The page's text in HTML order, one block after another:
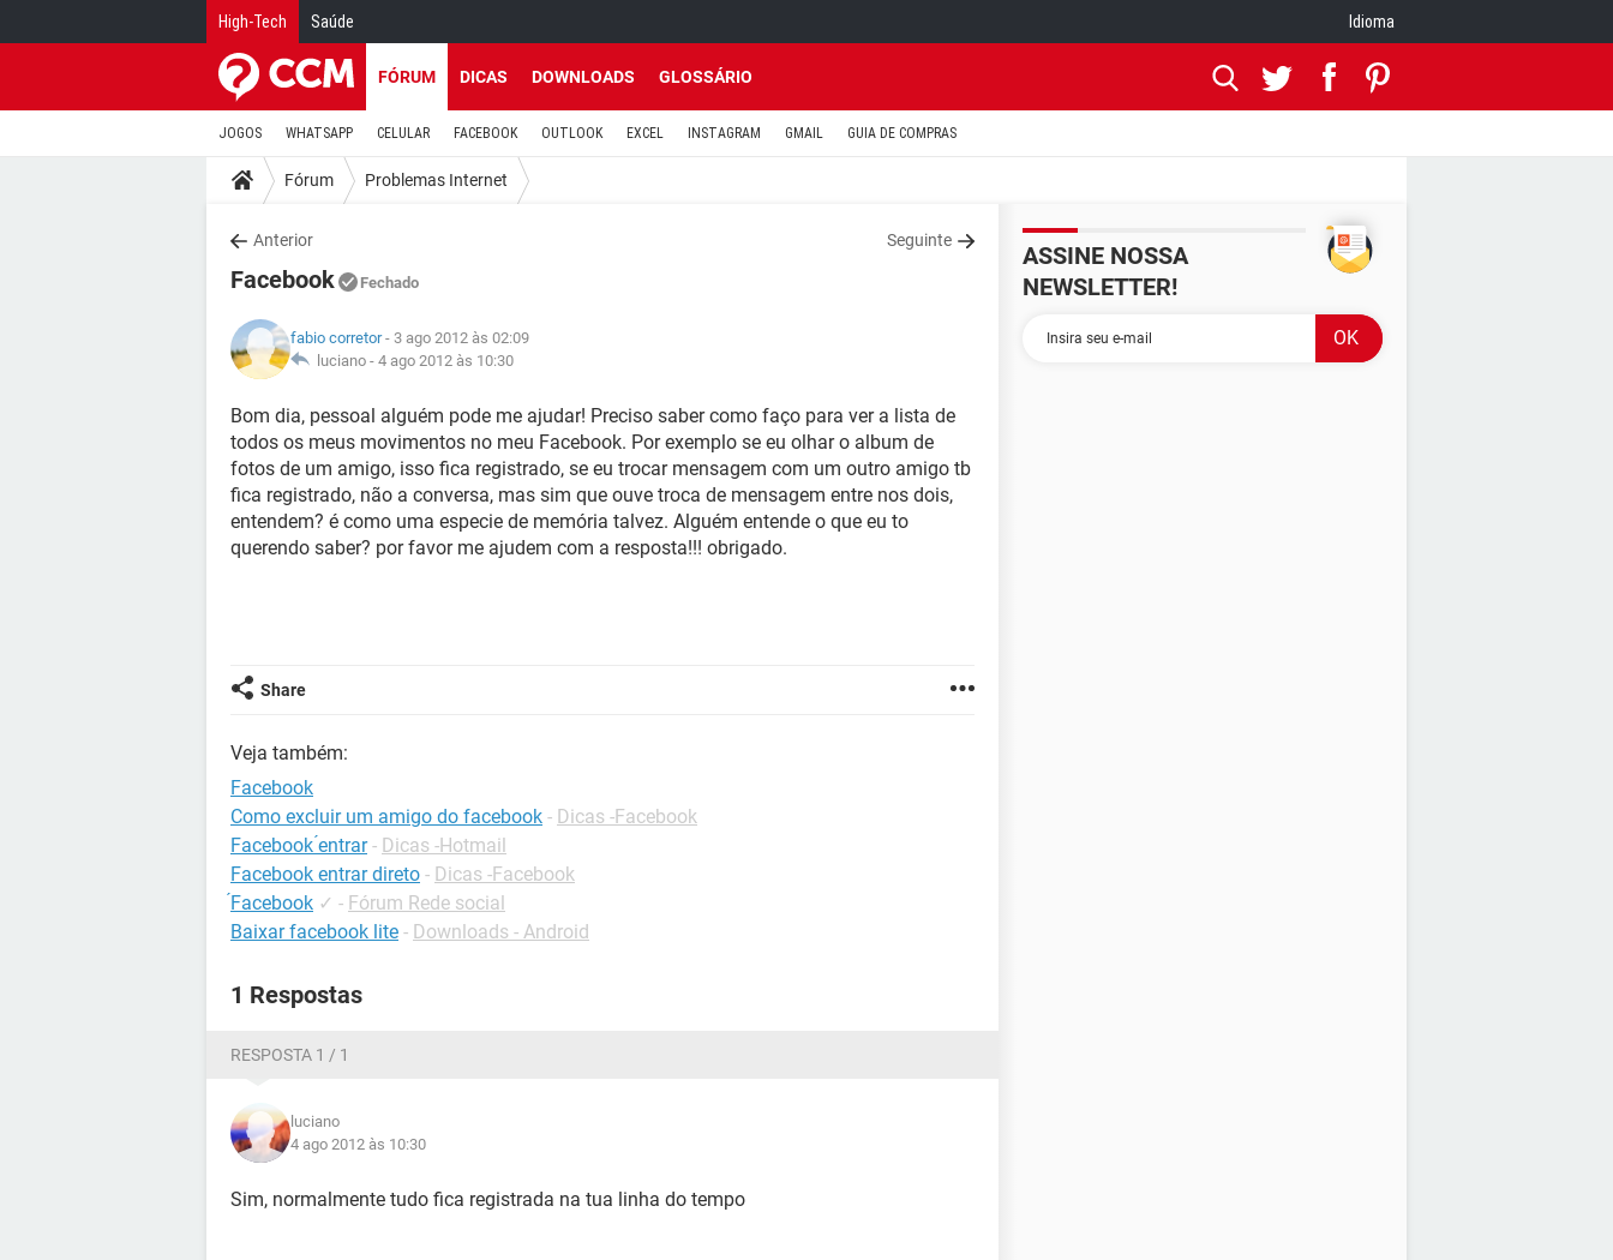
High-Tech Saúde Idioma
FÓRUM DICAS DOWNLOADS GLOSSÁRIO
JOGOS WHATSAPP CELULAR FACEBOOK OUTLOOK EXCEL INSTAGRAM GMAIL GUIA DE COMPRAS
Fórum Problemas Internet
Anterior Seguinte
Facebook Fechado
fabio corretor- 3 ago 2012 às 02:09
luciano - 4 ago 2012 às 10:30
Bom dia, pessoal alguém pode me ajudar! Preciso saber como faço para ver a lista de
todos os meus movimentos no meu Facebook. Por exemplo se eu olhar o album de
fotos de um amigo, isso fica registrado, se eu trocar mensagem com um outro amigo tb
fica registrado, não a conversa, mas sim que ouve troca de mensagem entre nos dois,
entendem? é como uma especie de memória talvez. Alguém entende o que eu to
querendo saber? por favor me ajudem com a resposta!!! obrigado.
Share
Veja também:
Facebook
Como excluir um amigo do facebook - Dicas -Facebook
Facebook ́entrar - Dicas -Hotmail
Facebook entrar direto - Dicas -Facebook
́Facebook ✓ - Fórum Rede social
Baixar facebook lite - Downloads - Android
1 Respostas
RESPOSTA 1 / 1
luciano
4 ago 2012 às 10:30
Sim, normalmente tudo fica registrada na tua linha do tempo
ASSINE NOSSA
NEWSLETTER!